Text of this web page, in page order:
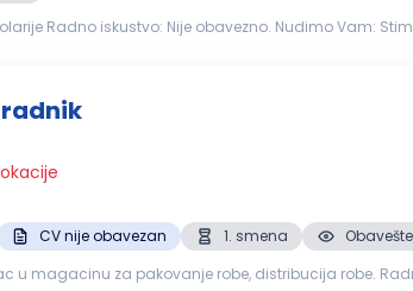
Opis
CV nije obavezan 1. smena
u magacinu za pakovanje robe, distribucija robe. Radno